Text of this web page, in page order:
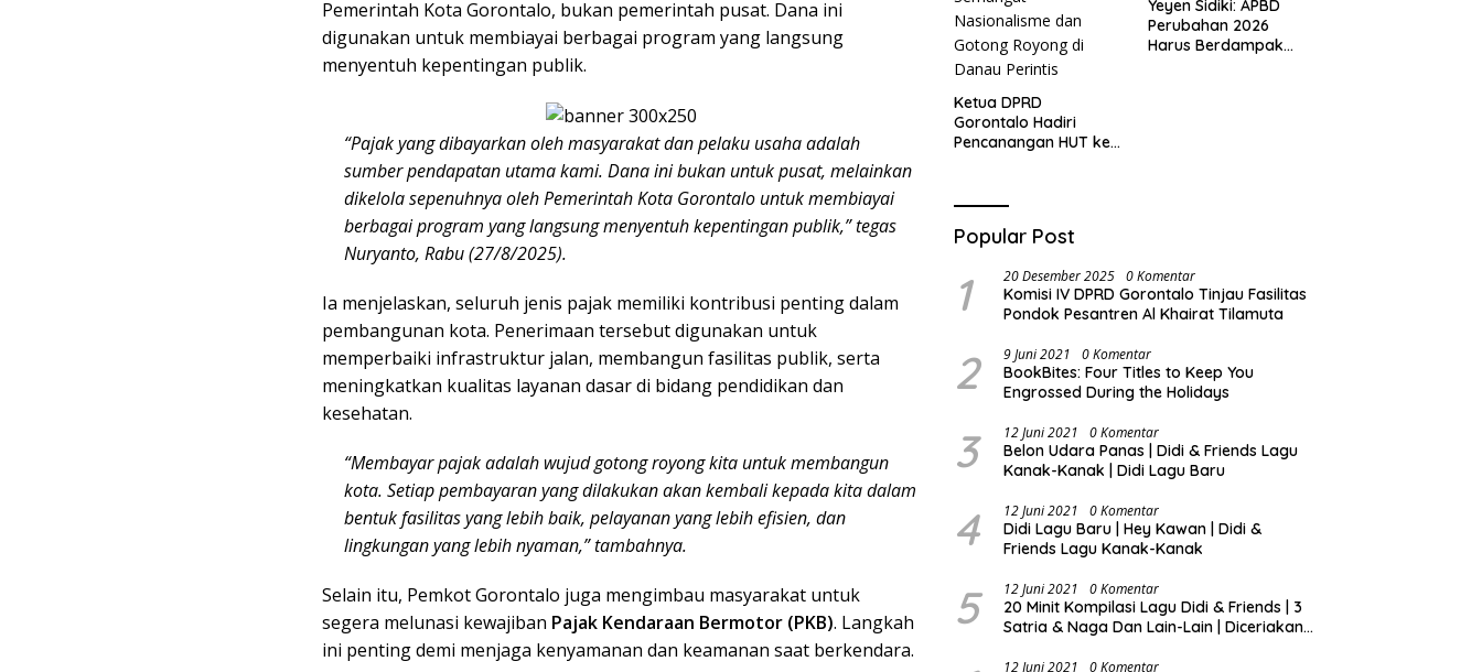
Pemerintah Kota Gorontalo, bukan pemerintah pusat. Dana ini
digunakan untuk membiayai berbagai program yang langsung
menyentuh kepentingan publik.
“Pajak yang dibayarkan oleh masyarakat dan pelaku usaha adalah
sumber pendapatan utama kami. Dana ini bukan untuk pusat, melainkan
dikelola sepenuhnya oleh Pemerintah Kota Gorontalo untuk membiayai
berbagai program yang langsung menyentuh kepentingan publik,” tegas
Nuryanto, Rabu (27/8/2025).
Ia menjelaskan, seluruh jenis pajak memiliki kontribusi penting dalam
pembangunan kota. Penerimaan tersebut digunakan untuk
memperbaiki infrastruktur jalan, membangun fasilitas publik, serta
meningkatkan kualitas layanan dasar di bidang pendidikan dan
kesehatan.
“Membayar pajak adalah wujud gotong royong kita untuk membangun
kota. Setiap pembayaran yang dilakukan akan kembali kepada kita dalam
bentuk fasilitas yang lebih baik, pelayanan yang lebih efisien, dan
lingkungan yang lebih nyaman,” tambahnya.
Selain itu, Pemkot Gorontalo juga mengimbau masyarakat untuk
segera melunasi kewajiban Pajak Kendaraan Bermotor (PKB). Langkah
ini penting demi menjaga kenyamanan dan keamanan saat berkendara.
Ketua DPRD
Gorontalo Hadiri
Pencanangan HUT ke-
Nasionalisme dan
Danau Perintis
Yeyen Sidiki: APBD
Perubahan 2026
Harus Berdampak
Popular Post
1 20 Desember 2025 0 Komentar
Komisi IV DPRD Gorontalo Tinjau Fasilitas
Pondok Pesantren Al Khairat Tilamuta
2 9 Juni 2021 0 Komentar
BookBites: Four Titles to Keep You
Engrossed During the Holidays
3 12 Juni 2021 0 Komentar
Belon Udara Panas | Didi & Friends Lagu
Kanak-Kanak | Didi Lagu Baru
4 12 Juni 2021 0 Komentar
Didi Lagu Baru | Hey Kawan | Didi &
Friends Lagu Kanak-Kanak
5 12 Juni 2021 0 Komentar
20 Minit Kompilasi Lagu Didi & Friends | 3
Satria & Naga Dan Lain-Lain | Diceriakan
12 Juni 2021 0 Komentar